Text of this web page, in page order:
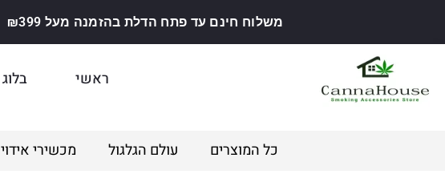
משלוח חינם עד פתח הדלת בהזמנה מעל ₪399
ראשי בלוג
כל המוצרים עולם הגלגול מכשירי אידוי